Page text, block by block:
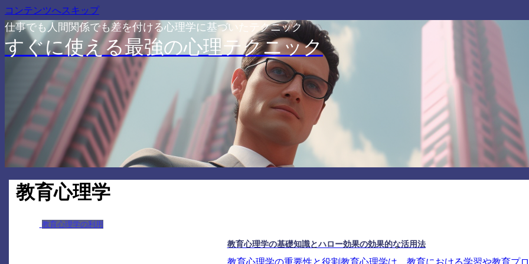
コンテンツへスキップ
仕事でも人間関係でも差を付ける心理学に基づいたテクニック
すぐに使える最強の心理テクニック
教育心理学
教育心理学の利用
教育心理学の基礎知識とハロー効果の効果的な活用法